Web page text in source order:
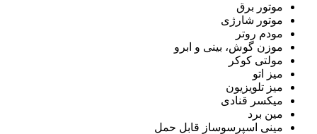
موتور برق
موتور شارژی
مودم روتر
موزن گوش، بینی و ابرو
مولتی کوکر
میز اتو
میز تلویزیون
میکسر قنادی
مین برد
مینی اسپرسوساز قابل حمل